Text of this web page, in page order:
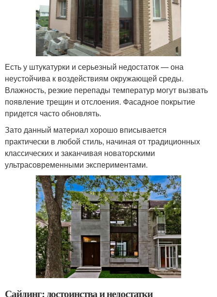
Есть у штукатурки и серьезный недостаток — она
неустойчива к воздействиям окружающей среды.
Влажность, резкие перепады температур могут вызвать
появление трещин и отслоения. Фасадное покрытие
придется часто обновлять.
Зато данный материал хорошо вписывается
практически в любой стиль, начиная от традиционных
классических и заканчивая новаторскими
ультрасовременными экспериментами.
Сайдинг: достоинства и недостатки